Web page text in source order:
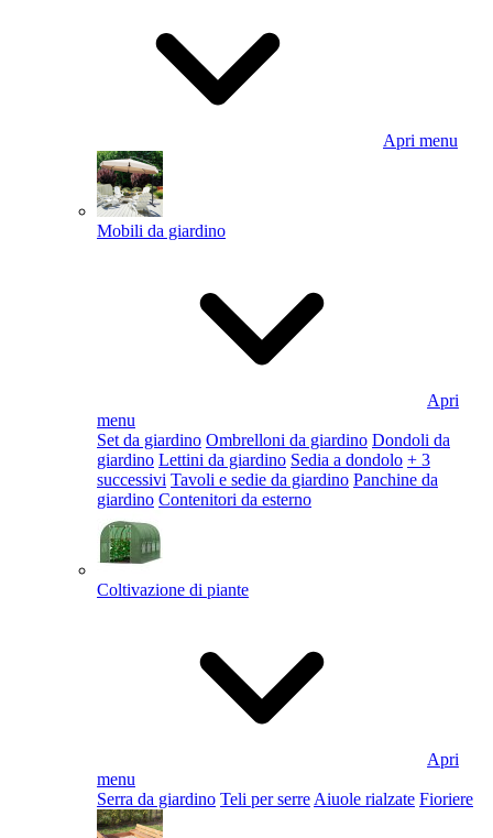
Apri menu
Mobili da giardino
Apri
menu
Set da giardino Ombrelloni da giardino Dondoli da
giardino Lettini da giardino Sedia a dondolo + 3
successivi Tavoli e sedie da giardino Panchine da
giardino Contenitori da esterno
Coltivazione di piante
Apri
menu
Serra da giardino Teli per serre Aiuole rialzate Fioriere